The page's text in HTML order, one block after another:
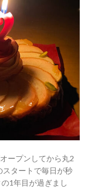
ープンしてから丸2
スタートで毎日が秒
1年目が過ぎまし